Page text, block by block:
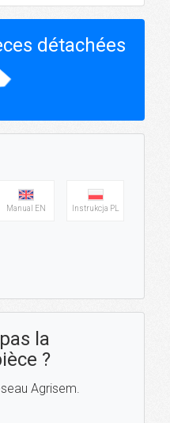
détachées
Manual EN Instrukcja PL
la
?
Agrisem.